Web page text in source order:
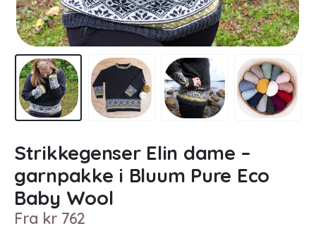
Strikkegenser Elin dame –
garnpakke i Bluum Pure Eco
Baby Wool
Fra kr 762